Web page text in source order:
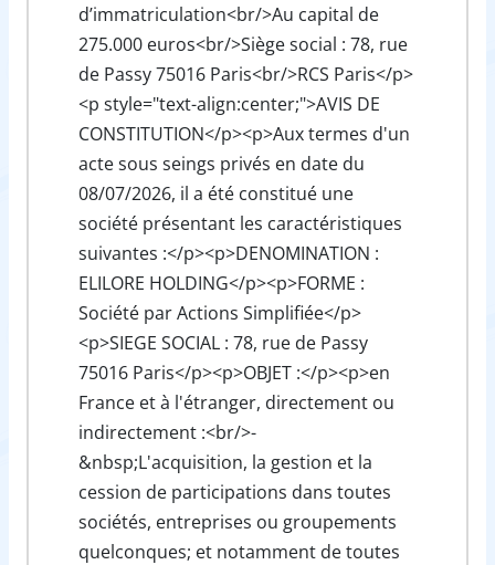
d’immatriculation<br/>Au capital de
275.000 euros<br/>Siège social : 78, rue
de Passy 75016 Paris<br/>RCS Paris</p>
<p style="text-align:center;">AVIS DE
CONSTITUTION</p><p>Aux termes d'un
acte sous seings privés en date du
08/07/2026, il a été constitué une
société présentant les caractéristiques
suivantes :</p><p>DENOMINATION :
ELILORE HOLDING</p><p>FORME :
Société par Actions Simplifiée</p>
<p>SIEGE SOCIAL : 78, rue de Passy
75016 Paris</p><p>OBJET :</p><p>en
France et à l'étranger, directement ou
indirectement :<br/>-
&nbsp;L'acquisition, la gestion et la
cession de participations dans toutes
sociétés, entreprises ou groupements
quelconques; et notamment de toutes